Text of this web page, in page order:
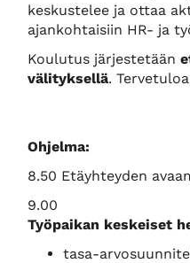
keskustelee ja ottaa
ajankohtaisiin HR- ja
Koulutus järjestetään
välityksellä.
Ohjelma:
8.50 Etäyhteyden
9.00
Työpaikan keskeiset
tasa-